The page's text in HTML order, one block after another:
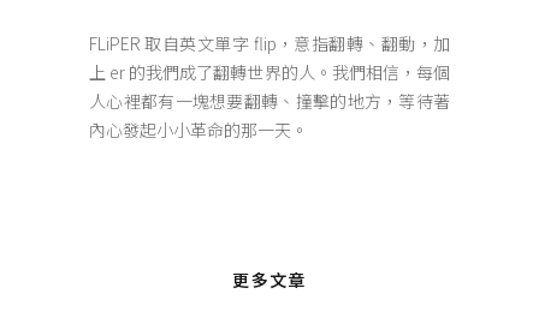
FLiPER 取自英文單字 flip，意指翻轉、翻動，加
上 er 的我們成了翻轉世界的人。我們相信，每個
人心裡都有一塊想要翻轉、撞擊的地方，等待著
內心發起小小革命的那一天。
更多文章